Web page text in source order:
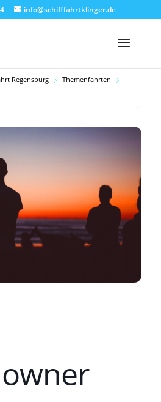
info@schifffahrtklinger.de
Regensburg
Themenfahrten